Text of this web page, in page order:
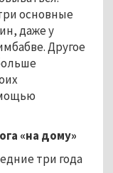
основные
даже у
Другое
«на дому»
три года